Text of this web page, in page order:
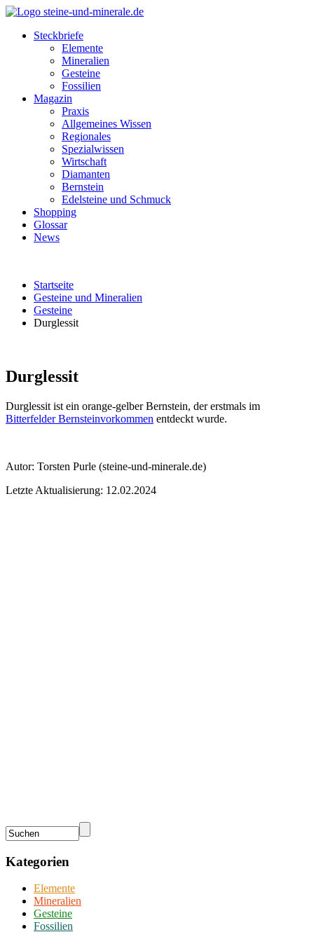
Steckbriefe
Elemente
Mineralien
Gesteine
Fossilien
Magazin
Praxis
Allgemeines Wissen
Regionales
Spezialwissen
Wirtschaft
Diamanten
Bernstein
Edelsteine und Schmuck
Shopping
Glossar
News
Startseite
Gesteine und Mineralien
Gesteine
Durglessit
Durglessit
Durglessit ist ein orange-gelber Bernstein, der erstmals im
Bitterfelder Bernsteinvorkommen entdeckt wurde.
Autor: Torsten Purle (steine-und-minerale.de)
Letzte Aktualisierung: 12.02.2024
Kategorien
Elemente
Mineralien
Gesteine
Fossilien